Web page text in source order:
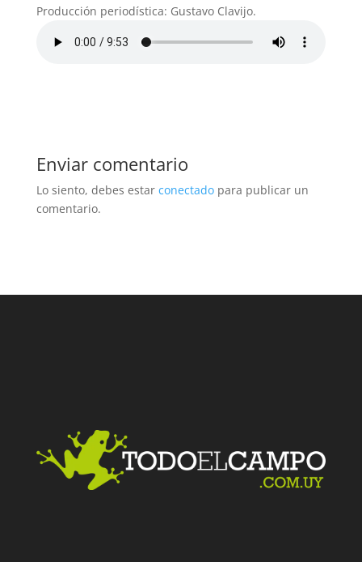
Producción periodística: Gustavo Clavijo.
Enviar comentario
Lo siento, debes estar conectadopara publicar un
comentario.
Facebook